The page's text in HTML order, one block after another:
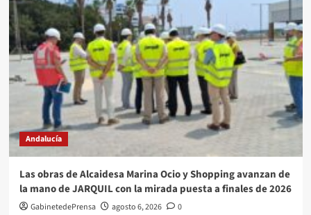
Andalucía
Las obras de Alcaidesa Marina Ocio y Shopping avanzan de
la mano de JARQUIL con la mirada puesta a finales de 2026
GabinetedePrensa agosto 6, 2026 0